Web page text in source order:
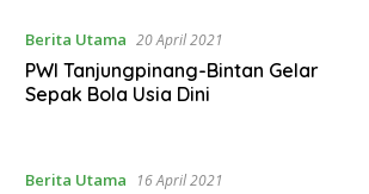
Berita Utama 20 April 2021
PWI Tanjungpinang-Bintan Gelar
Sepak Bola Usia Dini
Berita Utama 16 April 2021